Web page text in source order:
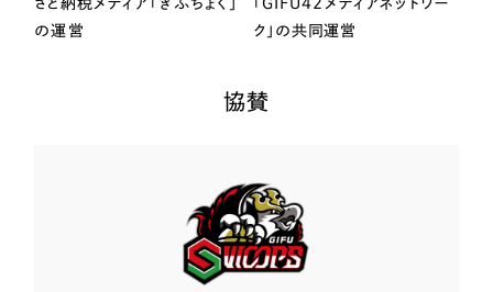
の運営
ク」の共同運営
協賛